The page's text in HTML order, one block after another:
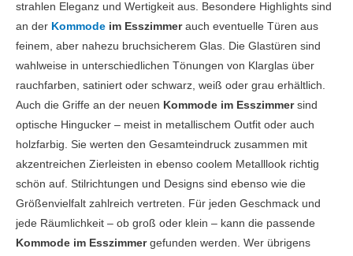
strahlen Eleganz und Wertigkeit aus. Besondere Highlights sind
an der Kommode im Esszimmerauch eventuelle Türen aus
feinem, aber nahezu bruchsicherem Glas. Die Glastüren sind
wahlweise in unterschiedlichen Tönungen von Klarglas über
rauchfarben, satiniert oder schwarz, weiß oder grau erhältlich.
Auch die Griffe an der neuen Kommode im Esszimmersind
optische Hingucker – meist in metallischem Outfit oder auch
holzfarbig. Sie werten den Gesamteindruck zusammen mit
akzentreichen Zierleisten in ebenso coolem Metalllook richtig
schön auf. Stilrichtungen und Designs sind ebenso wie die
Größenvielfalt zahlreich vertreten. Für jeden Geschmack und
jede Räumlichkeit – ob groß oder klein – kann die passende
Kommode im Esszimmergefunden werden. Wer übrigens